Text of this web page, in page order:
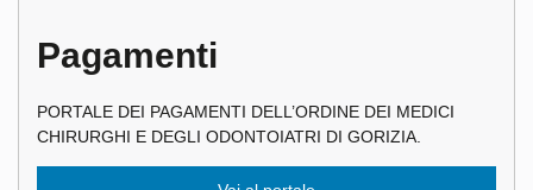
Pagamenti
PORTALE DEI PAGAMENTI DELL’ORDINE DEI MEDICI
CHIRURGHI E DEGLI ODONTOIATRI DI GORIZIA.